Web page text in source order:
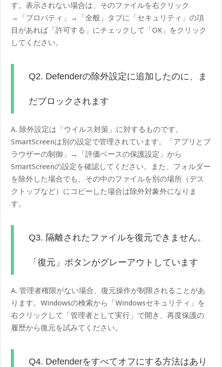
す。表示されない場合は、そのファイルを右クリック
→「プロパティ」→「全般」タブに「セキュリティ」の項
目があれば「許可する」にチェックして「OK」をクリック
してください。
Q2. Defenderの除外設定に追加したのに、ま
だブロックされます
A. 除外設定は「ウイルス対策」に対するものです。
SmartScreenは別の設定で管理されています。「アプリとブ
ラウザーの制御」→「評価ベースの保護設定」から
SmartScreenの設定を確認してください。また、フォルダー
を除外した場合でも、その中のファイルを別の場所（デス
クトップなど）にコピーした場合は除外対象外になりま
す。
Q3. 隔離されたファイルを復元できません。
「復元」ボタンがグレーアウトしています
A. 管理者権限がない場合、復元操作が制限されることがあ
ります。Windowsの検索から「Windowsセキュリティ」を
右クリックして「管理者として実行」で開き、再度保護の
履歴から復元を試みてください。
Q4. Defenderをすべてオフにする方法はあり